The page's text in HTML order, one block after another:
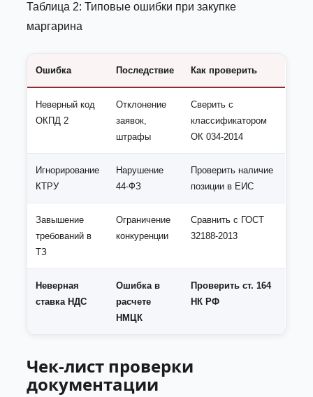
Таблица 2: Типовые ошибки при закупке
маргарина
Ошибка Последствие Как проверить
Неверный код
ОКПД 2
Отклонение
заявок,
штрафы
Сверить с
классификатором
ОК 034-2014
Игнорирование
КТРУ
Нарушение
44-ФЗ
Проверить наличие
позиции в ЕИС
Завышение
требований в
ТЗ
Ограничение
конкуренции
Сравнить с ГОСТ
32188-2013
Неверная
ставка НДС
Ошибка в
расчете
НМЦК
Проверить ст. 164
НК РФ
Чек-лист проверки
документации